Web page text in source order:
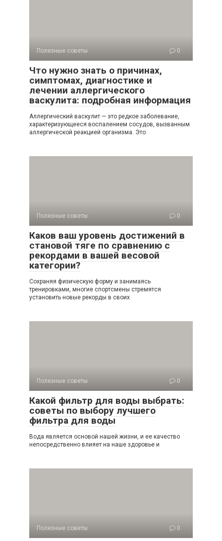
Полезные советы 0
Что нужно знать о причинах,
симптомах, диагностике и
лечении аллергического
васкулита: подробная информация
Аллергический васкулит — это редкое заболевание,
характеризующееся воспалением сосудов, вызванным
аллергической реакцией организма. Это
Полезные советы 0
Каков ваш уровень достижений в
становой тяге по сравнению с
рекордами в вашей весовой
категории?
Сохраняя физическую форму и занимаясь
тренировками, многие спортсмены стремятся
установить новые рекорды в своих
Полезные советы 0
Какой фильтр для воды выбрать:
советы по выбору лучшего
фильтра для воды
Вода является основой нашей жизни, и ее качество
непосредственно влияет на наше здоровье и
Полезные советы 0